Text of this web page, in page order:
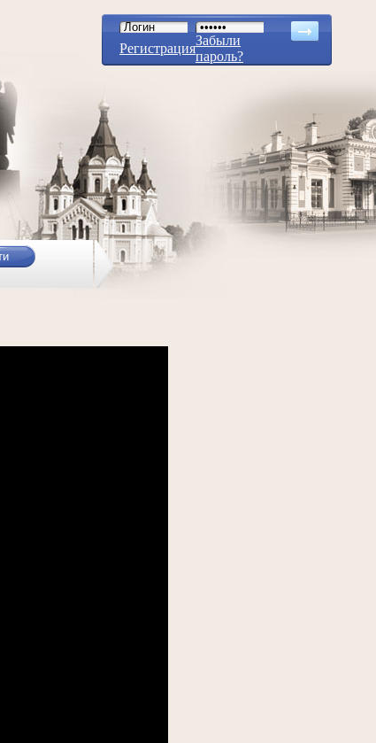
Регистрация
Забыли
пароль?